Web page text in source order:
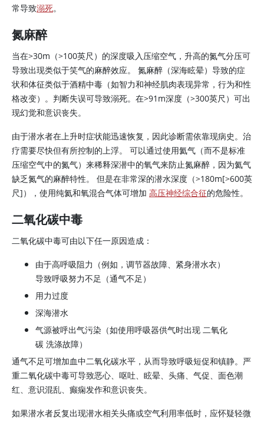
常导致溺死。
氮麻醉
当在>30m（>100英尺）的深度吸入压缩空气，升高的氮气分压可
导致出现类似于笑气的麻醉效应。 氮麻醉（深海眩晕）导致的症
状和体征类似于酒精中毒（如智力和神经肌肉表现异常，行为和性
格改变）。判断失误可导致溺死。在>91m深度（>300英尺）可出
现幻觉和意识丧失。
由于潜水者在上升时症状能迅速恢复，因此诊断需依靠现病史。治
疗需要尽快但有所控制的上浮。 可以通过使用氦气（而不是标准
压缩空气中的氮气）来稀释深潜中的氧气来防止氮麻醉，因为氦气
缺乏氮气的麻醉特性。 但是在非常深的潜水深度（>180m[>600英
尺]），使用纯氦和氧混合气体可增加 高压神经综合征的危险性。
二氧化碳中毒
二氧化碳中毒可由以下任一原因造成：
由于高呼吸阻力（例如，调节器故障、紧身潜水衣）
导致呼吸努力不足（通气不足）
用力过度
深海潜水
气源被呼出气污染（如使用呼吸器供气时出现 二氧化
碳 洗涤故障）
通气不足可增加血中二氧化碳水平，从而导致呼吸短促和镇静。严
重二氧化碳中毒可导致恶心、呕吐、眩晕、头痛、气促、面色潮
红、意识混乱、癫痫发作和意识丧失。
如果潜水者反复出现潜水相关头痛或空气利用率低时，应怀疑轻微